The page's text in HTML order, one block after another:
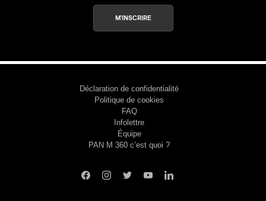
M'INSCRIRE
Déclaration de confidentialité
Politique de cookies
FAQ
Infolettre
Équipe
PAN M 360 c’est quoi ?